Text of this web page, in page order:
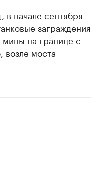
в начале сентября
заграждения
мины на границе с
возле моста